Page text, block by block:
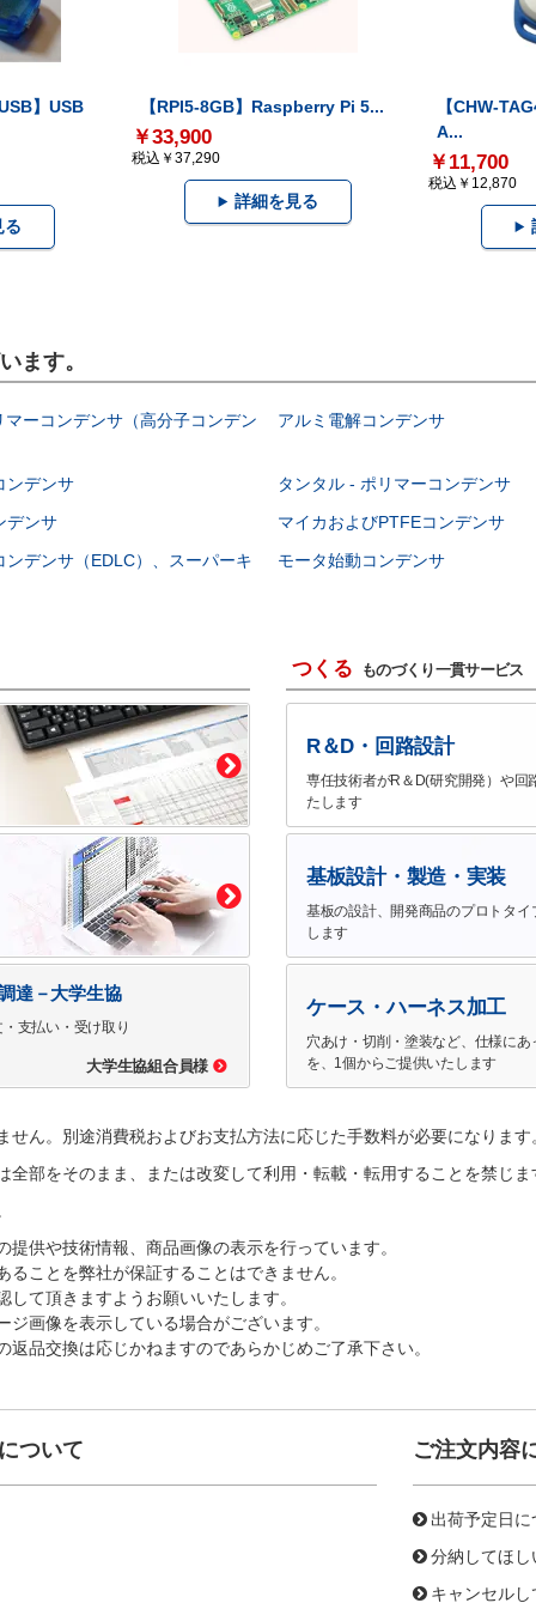
】USB
る
【RPI5-8GB】Raspberry Pi 5...
￥33,900
税込￥37,290
詳細を見る
【CHW-
A...
￥11,700
税込￥12,870
ます。
マーコンデンサ（高分子コンデン アルミ電解コンデンサ
ンデンサ
タンタル - ポリマーコンデンサ
デンサ
マイカおよびPTFEコンデンサ
ンデンサ（EDLC）、スーパーキ
モータ始動コンデンサ
達－大学生協
支払い・受け取り
大学生協組合員様
つくる ものづくり一貫サービス
R＆D・回路設計
専任技術者がR＆D(研究開発）や回
たします
基板設計・製造・実装
基板の設計、開発商品のプロトタ
します
ケース・ハーネス加工
穴あけ・切削・塗装など、仕様に
を、1個からご提供いたします
ん。別途消費税およびお支払方法に応じた手数料が必要になります
部をそのまま、または改変して利用・転載・転用することを禁じま
供や技術情報、商品画像の表示を行っています。
ことを弊社が保証することはできません。
て頂きますようお願いいたします。
画像を表示している場合がございます。
品交換は応じかねますのであらかじめご了承下さい。
ついて ご注文内容
出荷予定日に
分納してほし
キャンセルし